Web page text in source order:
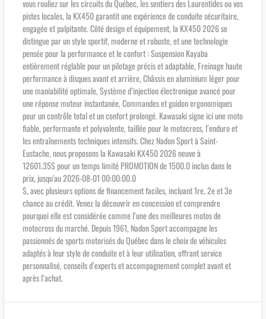
vous rouliez sur les circuits du Québec, les sentiers des Laurentides ou vos
pistes locales, la KX450 garantit une expérience de conduite sécuritaire,
engagée et palpitante. Côté design et équipement, la KX450 2026 se
distingue par un style sportif, moderne et robuste, et une technologie
pensée pour la performance et le confort : Suspension Kayaba
entièrement réglable pour un pilotage précis et adaptable, Freinage haute
performance à disques avant et arrière, Châssis en aluminium léger pour
une maniabilité optimale, Système d’injection électronique avancé pour
une réponse moteur instantanée, Commandes et guidon ergonomiques
pour un contrôle total et un confort prolongé. Kawasaki signe ici une moto
fiable, performante et polyvalente, taillée pour le motocross, l’enduro et
les entraînements techniques intensifs. Chez Nadon Sport à Saint-
Eustache, nous proposons la Kawasaki KX450 2026 neuve à
12601.35$ pour un temps limité PROMOTION de 1500.0 inclus dans le
prix, jusqu'au 2026-08-01 00:00:00.0
$, avec plusieurs options de financement faciles, incluant 1re, 2e et 3e
chance au crédit. Venez la découvrir en concession et comprendre
pourquoi elle est considérée comme l’une des meilleures motos de
motocross du marché. Depuis 1961, Nadon Sport accompagne les
passionnés de sports motorisés du Québec dans le choix de véhicules
adaptés à leur style de conduite et à leur utilisation, offrant service
personnalisé, conseils d’experts et accompagnement complet avant et
après l’achat.